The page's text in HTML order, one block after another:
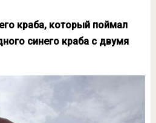
краба, который поймал
синего краба с двумя